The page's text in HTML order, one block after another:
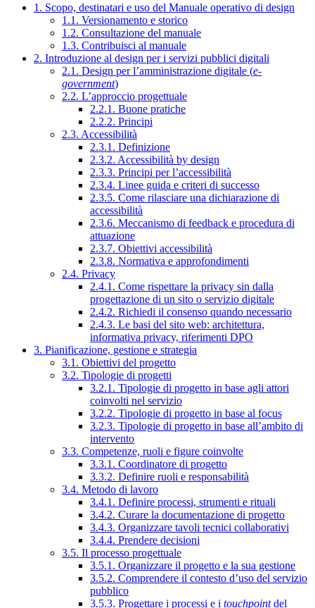
1. Scopo, destinatari e uso del Manuale operativo di design
1.1. Versionamento e storico
1.2. Consultazione del manuale
1.3. Contribuisci al manuale
2. Introduzione al design per i servizi pubblici digitali
2.1. Design per l’amministrazione digitale (e-
government)
2.2. L’approccio progettuale
2.2.1. Buone pratiche
2.2.2. Principi
2.3. Accessibilità
2.3.1. Definizione
2.3.2. Accessibilità by design
2.3.3. Principi per l’accessibilità
2.3.4. Linee guida e criteri di successo
2.3.5. Come rilasciare una dichiarazione di
accessibilità
2.3.6. Meccanismo di feedback e procedura di
attuazione
2.3.7. Obiettivi accessibilità
2.3.8. Normativa e approfondimenti
2.4. Privacy
2.4.1. Come rispettare la privacy sin dalla
progettazione di un sito o servizio digitale
2.4.2. Richiedi il consenso quando necessario
2.4.3. Le basi del sito web: architettura,
informativa privacy, riferimenti DPO
3. Pianificazione, gestione e strategia
3.1. Obiettivi del progetto
3.2. Tipologie di progetti
3.2.1. Tipologie di progetto in base agli attori
coinvolti nel servizio
3.2.2. Tipologie di progetto in base al focus
3.2.3. Tipologie di progetto in base all’ambito di
intervento
3.3. Competenze, ruoli e figure coinvolte
3.3.1. Coordinatore di progetto
3.3.2. Definire ruoli e responsabilità
3.4. Metodo di lavoro
3.4.1. Definire processi, strumenti e rituali
3.4.2. Curare la documentazione di progetto
3.4.3. Organizzare tavoli tecnici collaborativi
3.4.4. Prendere decisioni
3.5. Il processo progettuale
3.5.1. Organizzare il progetto e la sua gestione
3.5.2. Comprendere il contesto d’uso del servizio
pubblico
3.5.3. Progettare i processi e i touchpointdel